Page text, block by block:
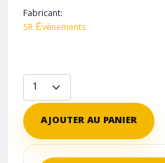
Fabricant:
SR Événements
AJOUTER AU PANIER